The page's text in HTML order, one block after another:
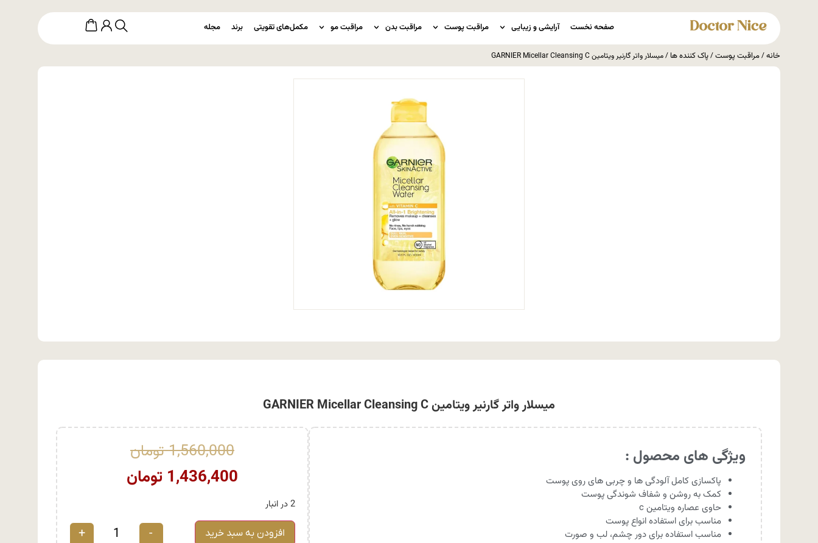
صفحه نخست آرایشی و زیبایی مراقبت پوست مراقبت بدن مراقبت مو مکمل‌های تقویتی برند مجله
خانه/مراقبت پوست/پاک کننده ها / میسلار واتر گارنیر ویتامین GARNIER Micellar Cleansing C
میسلار واتر گارنیر ویتامین GARNIER Micellar Cleansing C
ویژگی های محصول :
پاکسازی کامل آلودگی ها و چربی های روی پوست
کمک به روشن و شفاف شوندگی پوست
حاوی عصاره ویتامین c
مناسب برای استفاده انواع پوست
مناسب استفاده برای دور چشم، لب و صورت
1,560,000تومان
1,436,400 تومان
2 در انبار
-
+ افزودن به سبد خرید